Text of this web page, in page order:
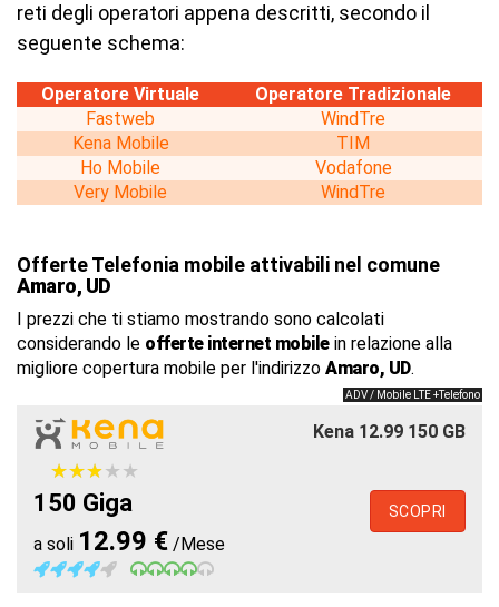
reti degli operatori appena descritti, secondo il
seguente schema:
Operatore Virtuale
Operatore Tradizionale
Fastweb
WindTre
Kena Mobile
TIM
Ho Mobile
Vodafone
Very Mobile
WindTre
Offerte Telefonia mobile attivabili nel comune
Amaro, UD
I prezzi che ti stiamo mostrando sono calcolati
considerando le offerte internet mobilein relazione alla
migliore copertura mobile per l'indirizzo Amaro, UD.
ADV / Mobile LTE +Telefono
Kena 12.99 150 GB
★★★★★
★★★★★
150 Giga
a soli 12.99 € /Mese
SCOPRI